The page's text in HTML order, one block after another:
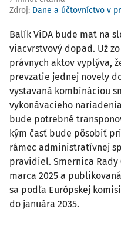
Zdroj: Dane a účtovníctvo v
Balík ViDA bude mať na
viacvrstvový dopad. Už
právnych aktov vyplýva,
prevzatie jednej novely
vystavaná kombináciou
vykonávacieho
bude potrebné
kým časť bude pôsobiť
rámec administratívnej
pravidiel. Smernica Rady
marca 2025 a
sa podľa Európskej
do januára 2035.